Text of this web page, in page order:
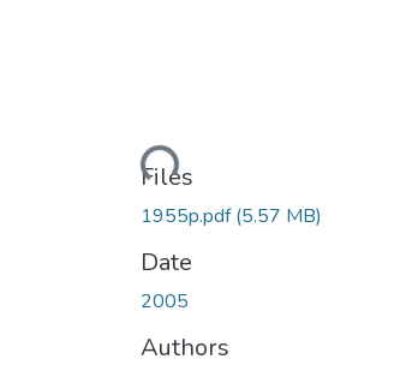
Loading...
Files
1955p.pdf(5.57 MB)
Date
2005
Authors